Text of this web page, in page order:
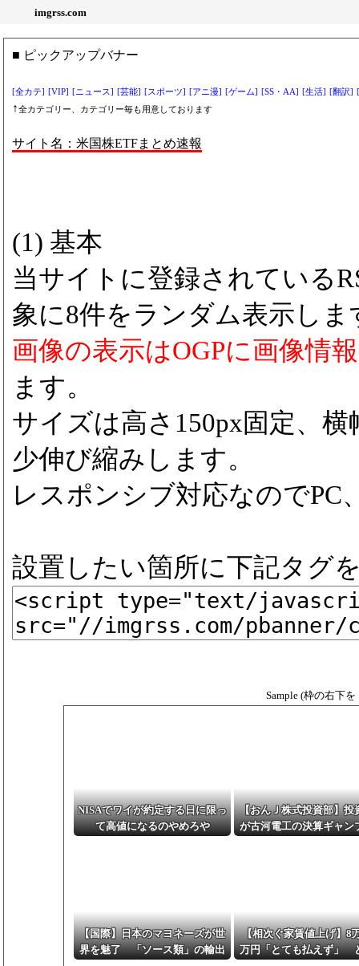
imgrss.com
■ ピックアップバナー
[全カテ] [VIP] [ニュース] [芸能] [スポーツ] [アニ漫] [ゲーム] [SS・AA] [生活] [翻訳]
↑全カテゴリー、カテゴリー毎も用意しております
サイト名：米国株ETFまとめ速報
(1) 基本
当サイトに登録されている
象に8件をランダム表示しま
画像の表示はOGPに画像情
ます。
サイズは高さ150px固定、
少伸び縮みします。
レスポンシブ対応なので
設置したい箇所に下記タグ
Sample (枠の右下
NISAでワイが約定する日に限っ
て高値になるのやめろや
【おんＪ株式投資部】投
が古河電工の決算ギャン
【国際】日本のマヨネーズが世
界を魅了 「ソース類」の輸出
【相次ぐ家賃値上げ】8
万円「とても払えず」